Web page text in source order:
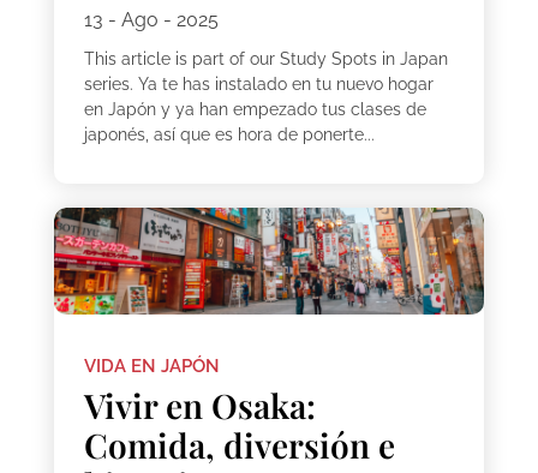
13 - Ago - 2025
This article is part of our Study Spots in Japan
series. Ya te has instalado en tu nuevo hogar
en Japón y ya han empezado tus clases de
japonés, así que es hora de ponerte...
VIDA EN JAPÓN
Vivir en Osaka:
Comida, diversión e